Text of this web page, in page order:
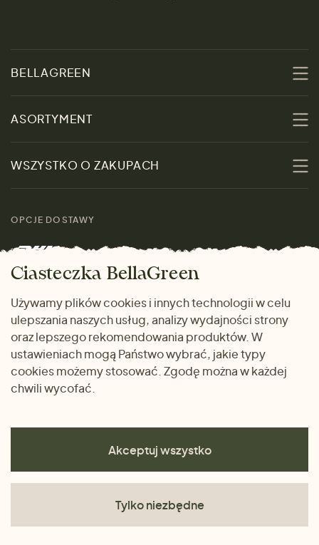
BELLAGREEN
Zrównoważoność
Skontaktuj się z nami
Marki
ASORTYMENT
Kobiety
Mężczyźni
Prezenty
WSZYSTKO O ZAKUPACH
rozmiarach
Zwrot towaru
Dlaczego warto kupować
u nas
OPCJE DOSTAWY
METODY PŁATNOŚCI
Ciasteczka BellaGreen
Używamy plików cookies i innych technologii w celu
ulepszania naszych usług, analizy wydajności strony
oraz lepszego rekomendowania produktów. W
ustawieniach mogą Państwo wybrać, jakie typy
cookies możemy stosować. Zgodę można w każdej
chwili wycofać.
Akceptuj wszystko
Tylko niezbędne